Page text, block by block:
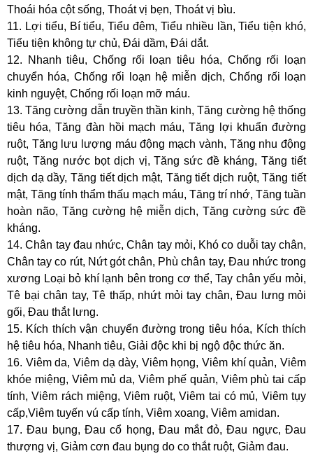
Thoái hóa cột sống, Thoát vị bẹn, Thoát vị bìu.
11. Lợi tiểu, Bí tiểu, Tiểu đêm, Tiểu nhiều lần, Tiểu tiện khó,
Tiểu tiện không tự chủ, Đái dầm, Đái dắt.
12. Nhanh tiêu, Chống rối loạn tiêu hóa, Chống rối loạn
chuyển hóa, Chống rối loạn hệ miễn dịch, Chống rối loạn
kinh nguyệt, Chống rối loạn mỡ máu.
13. Tăng cường dẫn truyền thần kinh, Tăng cường hệ thống
tiêu hóa, Tăng đàn hồi mạch máu, Tăng lợi khuẩn đường
ruột, Tăng lưu lượng máu động mạch vành, Tăng nhu động
ruột, Tăng nước bọt dịch vị, Tăng sức đề kháng, Tăng tiết
dịch dạ dầy, Tăng tiết dịch mật, Tăng tiết dịch ruột, Tăng tiết
mật, Tăng tính thẩm thấu mạch máu, Tăng trí nhớ, Tăng tuần
hoàn não, Tăng cường hệ miễn dịch, Tăng cường sức đề
kháng.
14. Chân tay đau nhức, Chân tay mỏi, Khó co duỗi tay chân,
Chân tay co rút, Nứt gót chân, Phù chân tay, Đau nhức trong
xương Loại bỏ khí lạnh bên trong cơ thể, Tay chân yếu mỏi,
Tê bại chân tay, Tê thấp, nhứt mỏi tay chân, Đau lưng mỏi
gối, Đau thắt lưng.
15. Kích thích vận chuyển đường trong tiêu hóa, Kích thích
hệ tiêu hóa, Nhanh tiêu, Giải độc khi bị ngộ độc thức ăn.
16. Viêm da, Viêm dạ dày, Viêm họng, Viêm khí quản, Viêm
khóe miệng, Viêm mủ da, Viêm phế quản, Viêm phù tai cấp
tính, Viêm rách miệng, Viêm ruột, Viêm tai có mủ, Viêm tụy
cấp,Viêm tuyến vú cấp tính, Viêm xoang, Viêm amidan.
17. Đau bụng, Đau cổ họng, Đau mắt đỏ, Đau ngực, Đau
thượng vị, Giảm cơn đau bụng do co thắt ruột, Giảm đau.